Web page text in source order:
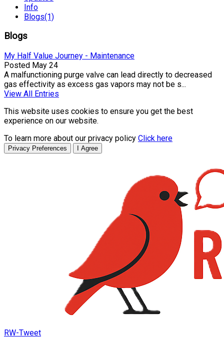
Info
Blogs(1)
Blogs
My Half Value Journey - Maintenance
Posted May 24
A malfunctioning purge valve can lead directly to decreased
gas effectivity as excess gas vapors may not be s...
View All Entries
This website uses cookies to ensure you get the best
experience on our website.
To learn more about our privacy policy Click here
Privacy Preferences I Agree
RW-Tweet